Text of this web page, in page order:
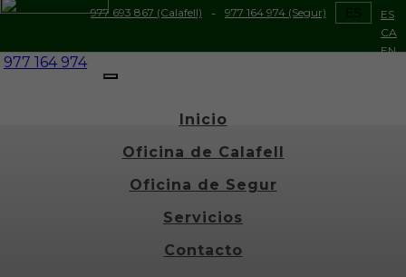
977 693 867 (Calafell) - 977 164 974 (Segur) ES
ES
CA
EN
977 164 974
Toggle
Inicio
Oficina de Calafell
Oficina de Segur
Servicios
Contacto